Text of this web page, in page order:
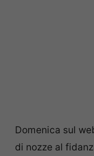
Domenica sul
di nozze al